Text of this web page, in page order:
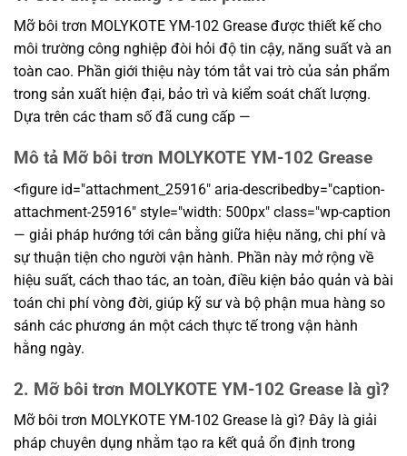
Mỡ bôi trơn MOLYKOTE YM-102 Grease được thiết kế cho
môi trường công nghiệp đòi hỏi độ tin cậy, năng suất và an
toàn cao. Phần giới thiệu này tóm tắt vai trò của sản phẩm
trong sản xuất hiện đại, bảo trì và kiểm soát chất lượng.
Dựa trên các tham số đã cung cấp —
Mô tả Mỡ bôi trơn MOLYKOTE YM-102 Grease
<figure id="attachment_25916" aria-describedby="caption-
attachment-25916" style="width: 500px" class="wp-caption
— giải pháp hướng tới cân bằng giữa hiệu năng, chi phí và
sự thuận tiện cho người vận hành. Phần này mở rộng về
hiệu suất, cách thao tác, an toàn, điều kiện bảo quản và bài
toán chi phí vòng đời, giúp kỹ sư và bộ phận mua hàng so
sánh các phương án một cách thực tế trong vận hành
hằng ngày.
2. Mỡ bôi trơn MOLYKOTE YM-102 Grease là gì?
Mỡ bôi trơn MOLYKOTE YM-102 Grease là gì? Đây là giải
pháp chuyên dụng nhằm tạo ra kết quả ổn định trong